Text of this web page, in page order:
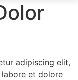
adipiscing elit,
et dolore